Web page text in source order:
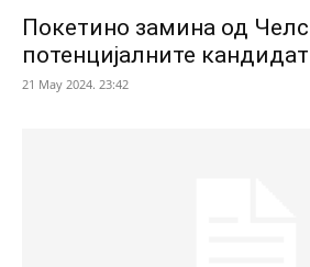
Покетино замина од
потенцијалните кандидат
21 May 2024. 23:42